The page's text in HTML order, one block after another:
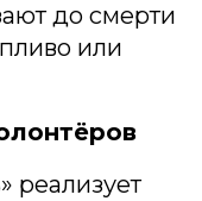
до смерти
или
реализует